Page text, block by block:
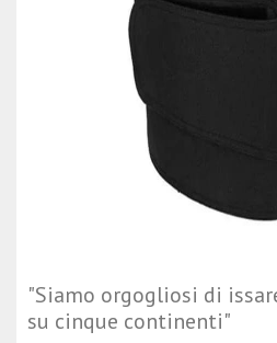
"Siamo orgogliosi di
su cinque continenti"